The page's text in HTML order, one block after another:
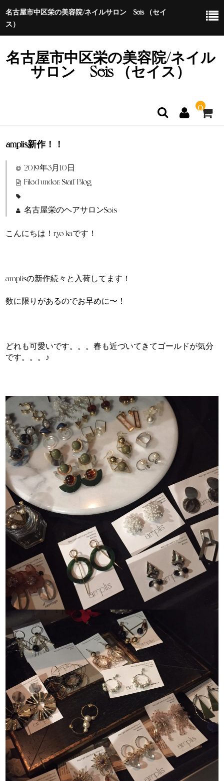
名古屋市中区栄の美容院/ネイルサロン Seis （セイ
ス）
名古屋市中区栄の美容院/ネイル
サロン Seis （セイス）
0
ホーム
特定商取引法に基づく表示
amplis新作！！
2019年3月10日
Filed under:Staff Blog
名古屋栄のヘアサロンSeis
こんにちは！ryo-kaです！
amplisの新作続々と入荷してます！
数に限りがあるのでお早めに〜！
どれも可愛いです。。。春も近づいてきてゴールドが気分
です。。。♪